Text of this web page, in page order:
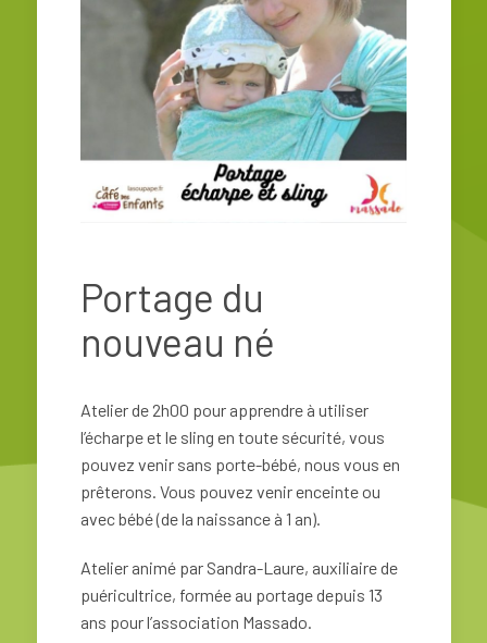
Portage du
nouveau né
Atelier de 2h00 pour apprendre à utiliser
l’écharpe et le sling en toute sécurité, vous
pouvez venir sans porte-bébé, nous vous en
prêterons. Vous pouvez venir enceinte ou
avec bébé (de la naissance à 1 an).
Atelier animé par Sandra-Laure, auxiliaire de
puéricultrice, formée au portage depuis 13
ans pour l’association Massado.